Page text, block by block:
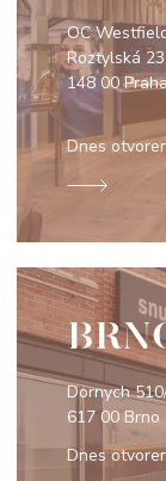
OC
Roztylská
148 00
Dnes
Dornych
617 00 Brno
Dnes